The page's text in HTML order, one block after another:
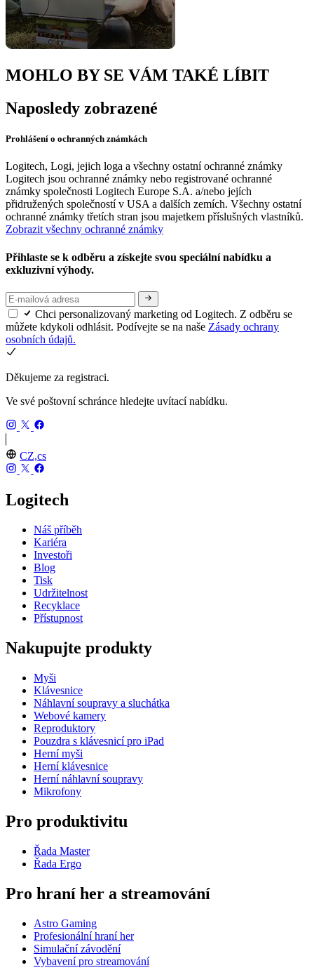
MOHLO BY SE VÁM TAKÉ LÍBIT
Naposledy zobrazené
Prohlášení o ochranných známkách
Logitech, Logi, jejich loga a všechny ostatní ochranné známky
Logitech jsou ochranné známky nebo registrované ochranné
známky společnosti Logitech Europe S.A. a/nebo jejích
přidružených společností v USA a dalších zemích. Všechny ostatní
ochranné známky třetích stran jsou majetkem příslušných vlastníků.
Zobrazit všechny ochranné známky
Přihlaste se k odběru a získejte svou speciální nabídku a
exkluzivní výhody.
Chci personalizovaný marketing od Logitech. Z odběru se
můžete kdykoli odhlásit. Podívejte se na naše Zásady ochrany
osobních údajů.
Děkujeme za registraci.
Ve své poštovní schránce hledejte uvítací nabídku.
CZ,cs
Logitech
Náš příběh
Kariéra
Investoři
Blog
Tisk
Udržitelnost
Recyklace
Přístupnost
Nakupujte produkty
Myši
Klávesnice
Náhlavní soupravy a sluchátka
Webové kamery
Reproduktory
Pouzdra s klávesnicí pro iPad
Herní myši
Herní klávesnice
Herní náhlavní soupravy
Mikrofony
Pro produktivitu
Řada Master
Řada Ergo
Pro hraní her a streamování
Astro Gaming
Profesionální hraní her
Simulační závodění
Vybavení pro streamování